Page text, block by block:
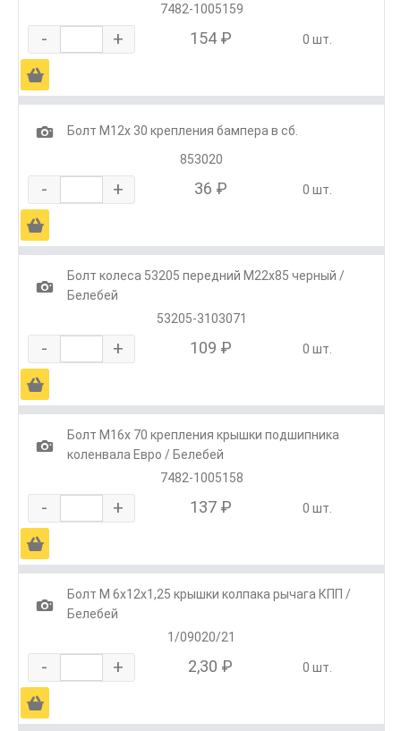
7482-1005159
- + 154 ₽ 0 шт.
Ä
1
Болт М12х 30 крепления бампера в сб.
853020
- + 36 ₽ 0 шт.
Ä
1
Болт колеса 53205 передний М22х85 черный /
Белебей
53205-3103071
- + 109 ₽ 0 шт.
Ä
1
Болт М16х 70 крепления крышки подшипника
коленвала Евро / Белебей
7482-1005158
- + 137 ₽ 0 шт.
Ä
1
Болт М 6х12х1,25 крышки колпака рычага КПП /
Белебей
1/09020/21
- + 2,30 ₽ 0 шт.
Ä